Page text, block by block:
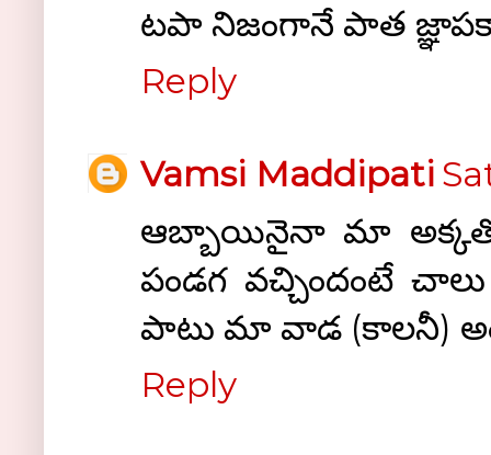
టపా నిజంగానే పాత
Reply
Vamsi Maddipati
ఆబ్బాయినైనా మా అక్కతో
పండగ వచ్చిందంటే
పాటు మా వాడ (కాలనీ)
Reply